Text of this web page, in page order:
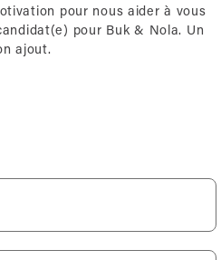
pour nous aider à vous
pour Buk & Nola. Un
ajout.